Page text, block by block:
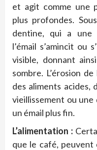
et agit comme une
plus profondes.
dentine, qui a une
l’émail s’amincit ou
visible, donnant
sombre. L’érosion
des aliments acides,
vieillissement ou
un émail plus fin.
L’alimentation :
que le café, peuvent